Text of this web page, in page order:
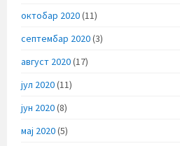
октобар 2020(11)
септембар 2020(3)
август 2020(17)
јул 2020(11)
јун 2020(8)
мај 2020(5)